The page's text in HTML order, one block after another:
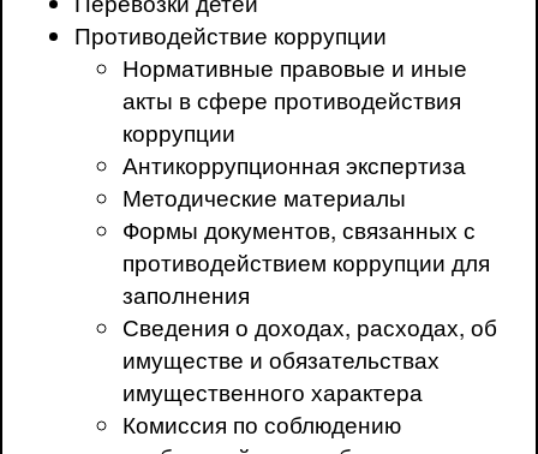
Противодействие коррупции
Нормативные правовые и иные
акты в сфере противодействия
коррупции
Антикоррупционная экспертиза
Методические материалы
Формы документов, связанных с
противодействием коррупции для
заполнения
Сведения о доходах, расходах, об
имуществе и обязательствах
имущественного характера
Комиссия по соблюдению